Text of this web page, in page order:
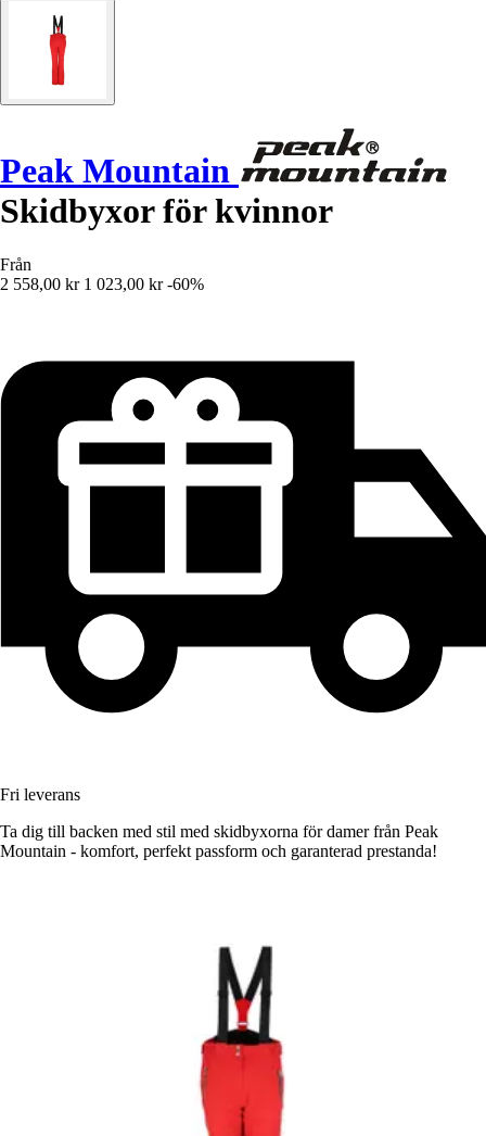
Peak Mountain
Skidbyxor för kvinnor
Från
2 558,00 kr 1 023,00 kr -60%
Fri leverans
Ta dig till backen med stil med skidbyxorna för damer från Peak
Mountain - komfort, perfekt passform och garanterad prestanda!